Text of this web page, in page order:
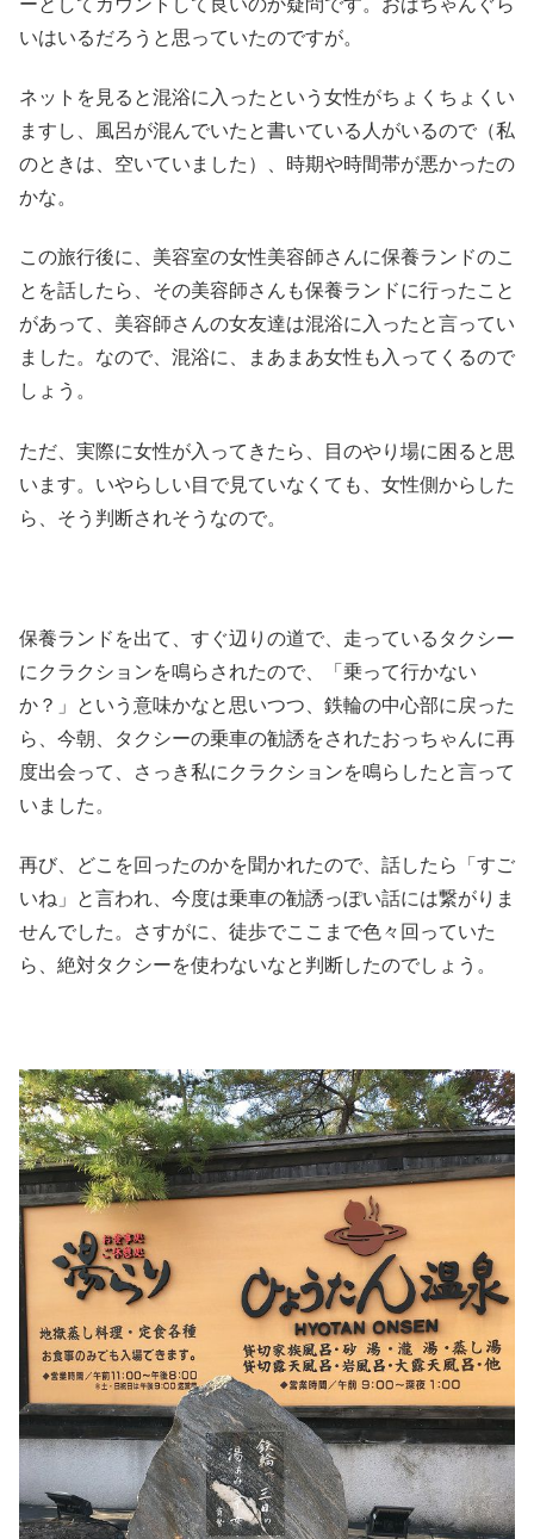
いはいるだろうと思っていたのですが。
ネットを見ると混浴に入ったという女性がちょくちょくい
ますし、風呂が混んでいたと書いている人がいるので（私
のときは、空いていました）、時期や時間帯が悪かったの
かな。
この旅行後に、美容室の女性美容師さんに保養ランドのこ
とを話したら、その美容師さんも保養ランドに行ったこと
があって、美容師さんの女友達は混浴に入ったと言ってい
ました。なので、混浴に、まあまあ女性も入ってくるので
しょう。
ただ、実際に女性が入ってきたら、目のやり場に困ると思
います。いやらしい目で見ていなくても、女性側からした
ら、そう判断されそうなので。
保養ランドを出て、すぐ辺りの道で、走っているタクシー
にクラクションを鳴らされたので、「乗って行かない
か？」という意味かなと思いつつ、鉄輪の中心部に戻った
ら、今朝、タクシーの乗車の勧誘をされたおっちゃんに再
度出会って、さっき私にクラクションを鳴らしたと言って
いました。
再び、どこを回ったのかを聞かれたので、話したら「すご
いね」と言われ、今度は乗車の勧誘っぽい話には繋がりま
せんでした。さすがに、徒歩でここまで色々回っていた
ら、絶対タクシーを使わないなと判断したのでしょう。